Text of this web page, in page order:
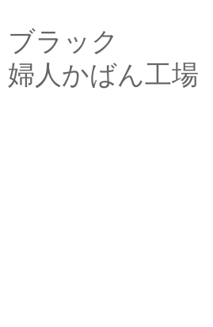
ブラック
婦人かばん工場